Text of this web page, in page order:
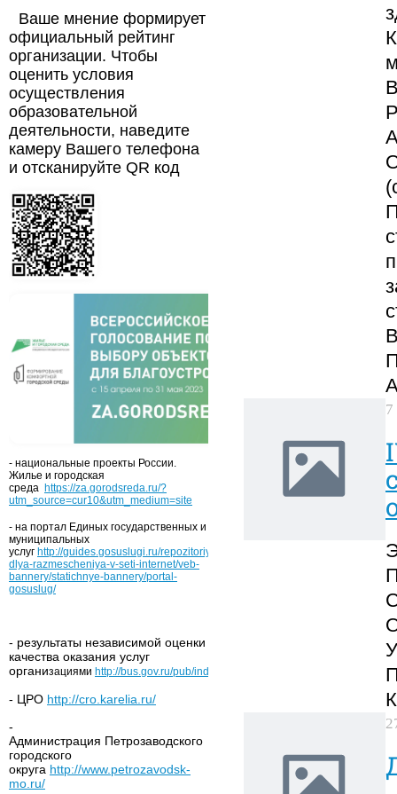
Ваше мнение формирует
официальный рейтинг
организации. Чтобы
оценить условия
осуществления
образовательной
деятельности, наведите
камеру Вашего телефона
и отсканируйте QR код
- национальные проекты России.
Жилье и городская
среда https://za.gorodsreda.ru/?
utm_source=cur10&utm_medium=site
- на портал Единых государственных и
муниципальных
услуг http://guides.gosuslugi.ru/repozitoriy/materialy-
dlya-razmescheniya-v-seti-internet/veb-
bannery/statichnye-bannery/portal-
gosuslug/
- результаты независимой оценки
качества оказания услуг
организациями http://bus.gov.ru/pub/independentRating/list
- ЦРО http://cro.karelia.ru/
-
Администрация Петрозаводского
городского
округа http://www.petrozavodsk-
mo.ru/
7